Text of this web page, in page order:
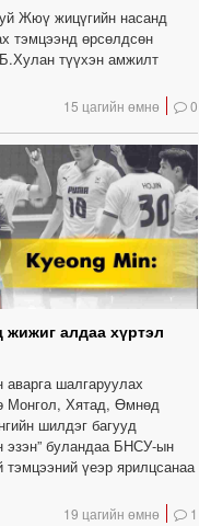
Жюү жицүгийн насанд
тэмцээнд өрсөлдсөн
түүхэн амжилт
15 цагийн өмнө 0
алдаа хүртэл
шалгаруулах
Монгол, Хятад, Өмнөд
шилдэг багууд
эзэн” буландаа БНСУ-ын
тэмцээний үеэр ярилцсанаа
19 цагийн өмнө 1